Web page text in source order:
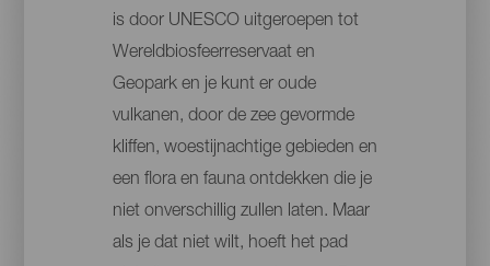
is door UNESCO uitgeroepen tot
Wereldbiosfeerreservaat en
Geopark en je kunt er oude
vulkanen, door de zee gevormde
kliffen, woestijnachtige gebieden en
een flora en fauna ontdekken die je
niet onverschillig zullen laten. Maar
als je dat niet wilt, hoeft het pad